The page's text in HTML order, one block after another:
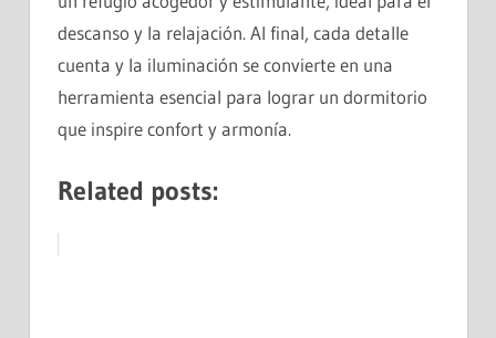
descanso y la relajación. Al final, cada detalle
cuenta y la iluminación se convierte en una
herramienta esencial para lograr un dormitorio
que inspire confort y armonía.
Related posts: